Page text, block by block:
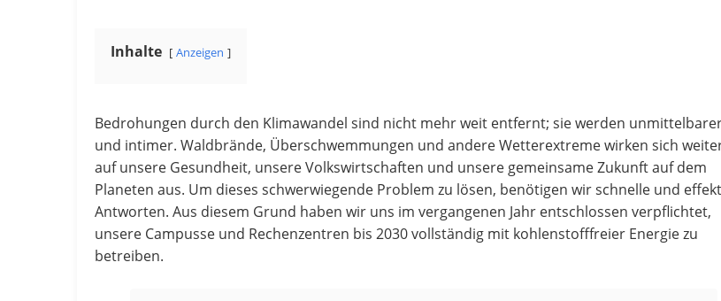
Inhalte Anzeigen
Bedrohungen durch den Klimawandel sind nicht mehr weit entfernt; sie werden
und intimer. Waldbrände, Überschwemmungen und andere Wetterextreme wirken sich
auf unsere Gesundheit, unsere Volkswirtschaften und unsere gemeinsame Zukunft auf dem
Planeten aus. Um dieses schwerwiegende Problem zu lösen, benötigen wir schnelle und
Antworten. Aus diesem Grund haben wir uns im vergangenen Jahr entschlossen verpflichtet,
unsere Campusse und Rechenzentren bis 2030 vollständig mit kohlenstofffreier Energie zu
betreiben.